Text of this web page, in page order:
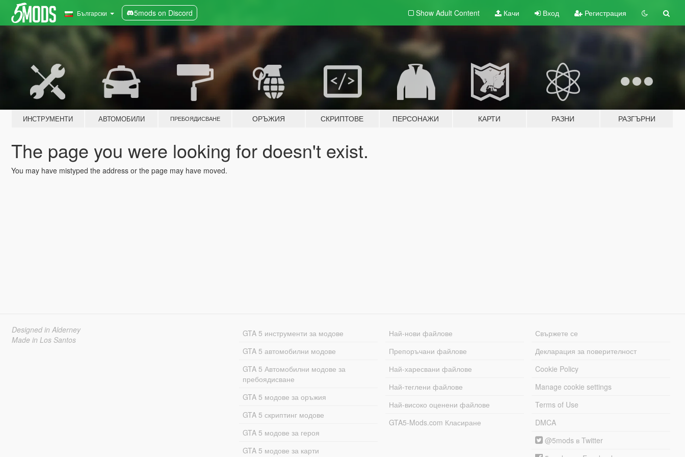
Български 5mods on Discord Show Adult Content Качи Вход Регистрация
ИНСТРУМЕНТИ АВТОМОБИЛИ ПРЕБОЯДИСВАНЕ ОРЪЖИЯ СКРИПТОВЕ ПЕРСОНАЖИ КАРТИ РАЗНИ РАЗГЪРНИ
The page you were looking for doesn't exist.
You may have mistyped the address or the page may have moved.
Designed in Alderney
Made in Los Santos
GTA 5 инструменти за модове
GTA 5 автомобилни модове
GTA 5 Автомобилни модове за
пребоядисване
GTA 5 модове за оръжия
GTA 5 скриптинг модове
GTA 5 модове за героя
GTA 5 модове за карти
Най-нови файлове
Препоръчани файлове
Най-харесвани файлове
Най-теглени файлове
Най-високо оценени файлове
GTA5-Mods.com Класиране
Свържете се
Декларация за поверителност
Cookie Policy
Manage cookie settings
Terms of Use
DMCA
@5mods в Twitter